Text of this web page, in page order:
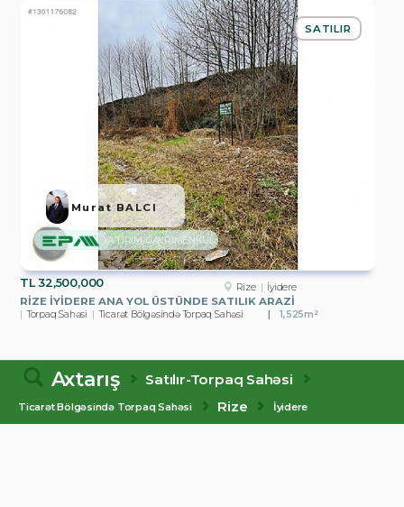
TL32,500,000 Rize İyidere
RİZE İYİDERE ANA YOL ÜSTÜNDE SATILIK ARAZİ
SATILIR
Torpaq Sahəsi Ticarət Bölgəsində Torpaq Sahəsi 1,525m²
YATIRIM GAYRİMENKUL
Murat BALCI
Axtarış Satılır-Torpaq Sahəsi
Ticarət Bölgəsində Torpaq Sahəsi Rize İyidere